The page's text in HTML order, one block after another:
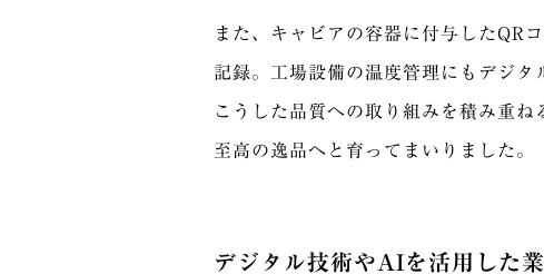
また、キャビアの容器に付与したQR
記録。工場設備の温度管理にもデジタ
こうした品質への取り組みを積み重
至高の逸品へと育ってまいりました。
デジタル技術やAIを活用した